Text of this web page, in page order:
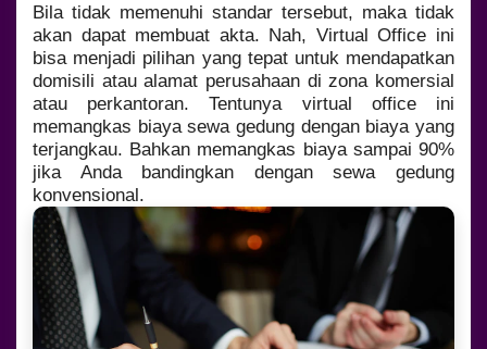
Bila tidak memenuhi standar tersebut, maka tidak
akan dapat membuat akta. Nah, Virtual Office ini
bisa menjadi pilihan yang tepat untuk mendapatkan
domisili atau alamat perusahaan di zona komersial
atau perkantoran. Tentunya virtual office ini
memangkas biaya sewa gedung dengan biaya yang
terjangkau. Bahkan memangkas biaya sampai 90%
jika Anda bandingkan dengan sewa gedung
konvensional.